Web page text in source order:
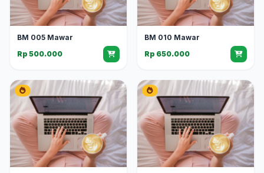
BM 005 Mawar
Rp 500.000
BM 010 Mawar
Rp 650.000